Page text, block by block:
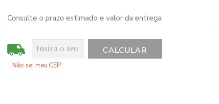
Consulte o prazo estimado e valor da entrega
Não sei meu CEP